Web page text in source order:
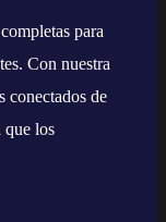
para
Con nuestra
conectados de
que los